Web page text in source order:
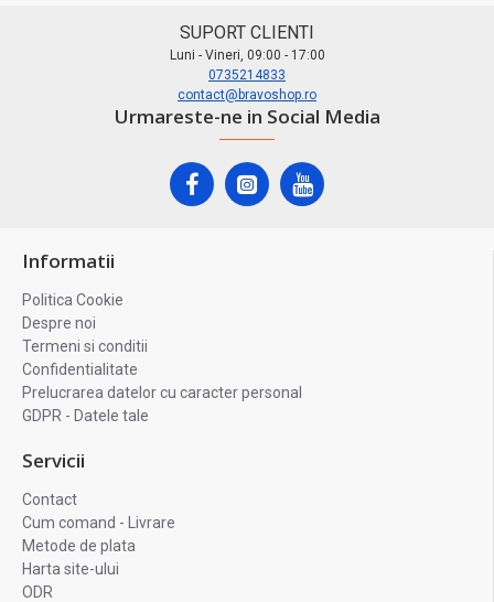
SUPORT CLIENTI
Luni - Vineri, 09:00 - 17:00
0735214833
contact@bravoshop.ro
Urmareste-ne in Social Media
Informatii
Politica Cookie
Despre noi
Termeni si conditii
Confidentialitate
Prelucrarea datelor cu caracter personal
GDPR - Datele tale
Servicii
Contact
Cum comand - Livrare
Metode de plata
Harta site-ului
ODR